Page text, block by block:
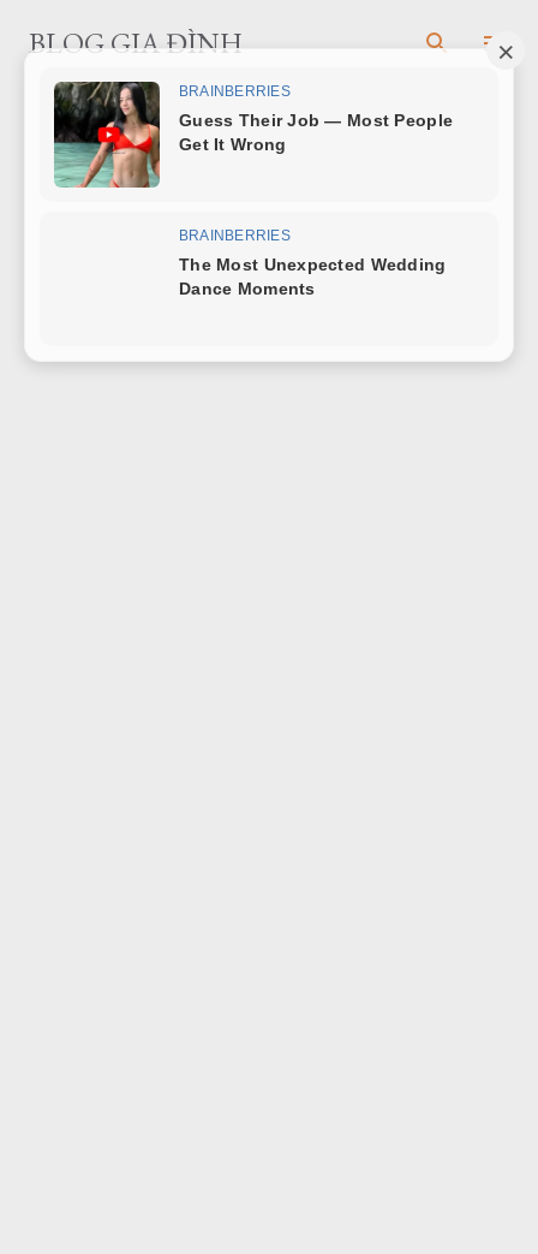
Chuyển đến nội dung chính
BLOG GIA ĐÌNH